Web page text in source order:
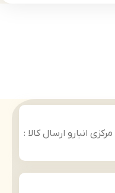
انبارو ارسال کالا :